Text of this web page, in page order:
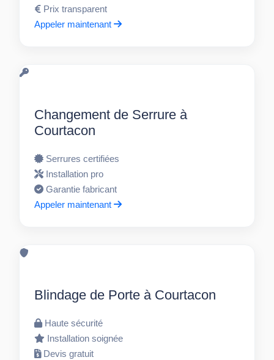
Prix transparent
Appeler maintenant
Changement de Serrure à
Courtacon
Serrures certifiées
Installation pro
Garantie fabricant
Appeler maintenant
Blindage de Porte à Courtacon
Haute sécurité
Installation soignée
Devis gratuit